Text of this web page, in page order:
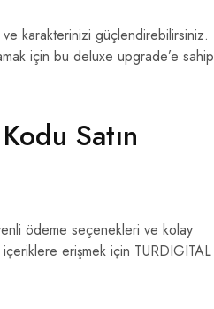
karakterinizi güçlendirebilirsiniz.
için bu deluxe upgrade’e sahip
Satın
ödeme seçenekleri ve kolay
erişmek için TURDIGITAL